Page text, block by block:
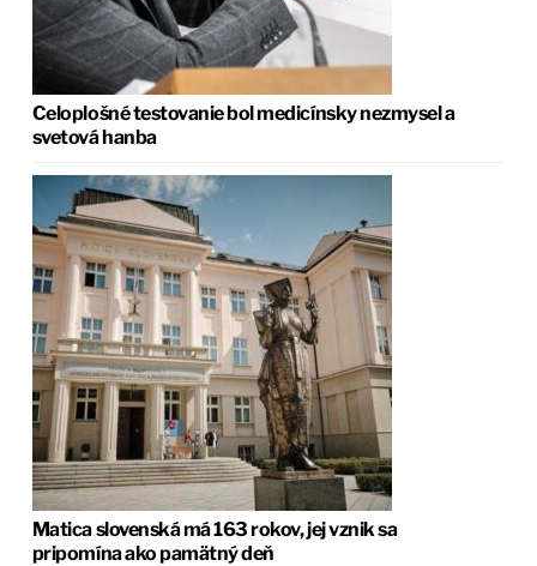
Celoplošné testovanie bol medicínsky nezmysel a
svetová hanba
Matica slovenská má 163 rokov, jej vznik sa
pripomína ako pamätný deň